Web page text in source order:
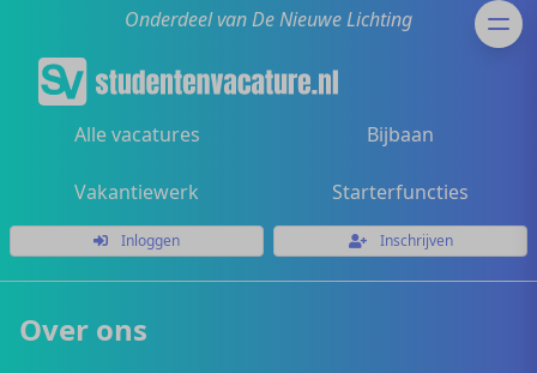
Onderdeel van De Nieuwe Lichting
Alle vacatures Bijbaan
Vakantiewerk Starterfuncties
Inloggen Inschrijven
Over ons